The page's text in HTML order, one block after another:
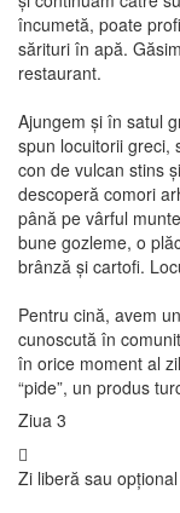
încumetă, poate
sărituri în apă.
restaurant.
Ajungem și în satul
spun locuitorii greci,
con de vulcan stins
descoperă comori
până pe vârful
bune gozleme, o
brânză și cartofi.
Pentru cină, avem
cunoscută în
în orice moment al
“pide”, un produs
Ziua 3
Zi liberă sau